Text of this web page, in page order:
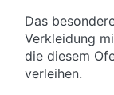
Das
Verkleidung
die diesem
verleihen.